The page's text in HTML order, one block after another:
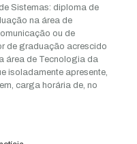
Sistemas: diploma de
na área de
ou de
de graduação acrescido
área de Tecnologia da
isoladamente apresente,
carga horária de, no